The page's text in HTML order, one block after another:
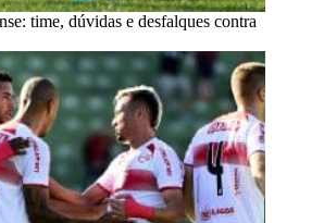
time, dúvidas e desfalques contra